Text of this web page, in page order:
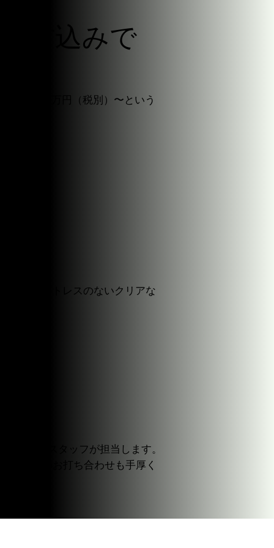
材込みで
して、８万円（税別）〜という
者にもストレスのないクリアな
て弊社スタッフが担当します。
インでのお打ち合わせも手厚く